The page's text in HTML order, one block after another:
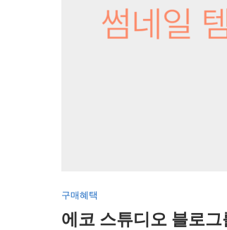
구매혜택
에코 스튜디오 블로